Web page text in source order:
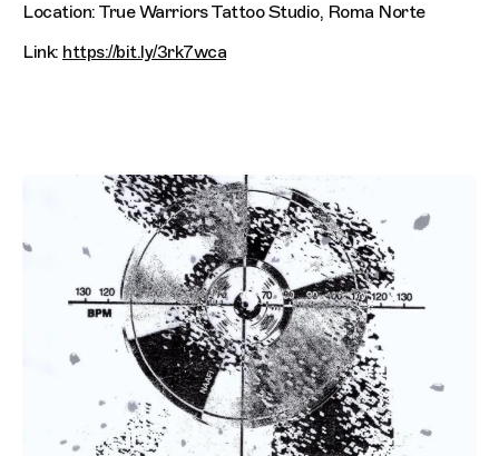
Location: True Warriors Tattoo Studio, Roma Norte
Link: https://bit.ly/3rk7wca